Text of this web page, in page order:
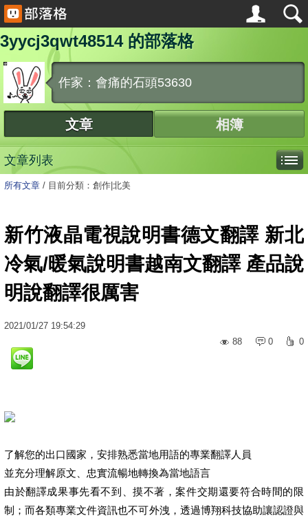
3yycj3qwt48514 的部落格
作家：會痛的石頭53630
文章 相簿
文章列表
所有文章 / 目前分類：創作|北美
新竹液晶電視說明書德文翻譯 新北
冷氣/暖氣說明書越南文翻譯 產品說
明說翻譯很厲害
2021/01/27 19:54:29
88
0 0
了解您的出口國家，安排熟悉當地用語的專業翻譯人員
並充分理解原文、忠實流暢地轉換為當地語言
由於翻譯成果事先看不到、摸不著，案件交期還要符合時間的限
制；而各類專業文件資訊也不可外洩，透過博翔科技協助讓認證與